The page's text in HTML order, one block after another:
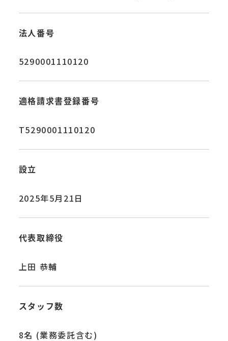
法人番号
5290001110120
適格請求書登録番号
T5290001110120
設立
2025年5月21日
代表取締役
上田 恭輔
スタッフ数
8名 (業務委託含む)